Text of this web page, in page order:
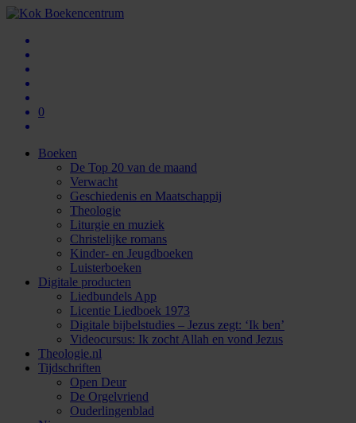
0
Boeken
De Top 20 van de maand
Verwacht
Geschiedenis en Maatschappij
Theologie
Liturgie en muziek
Christelijke romans
Kinder- en Jeugdboeken
Luisterboeken
Digitale producten
Liedbundels App
Licentie Liedboek 1973
Digitale bijbelstudies – Jezus zegt: ‘Ik ben’
Videocursus: Ik zocht Allah en vond Jezus
Theologie.nl
Tijdschriften
Open Deur
De Orgelvriend
Ouderlingenblad